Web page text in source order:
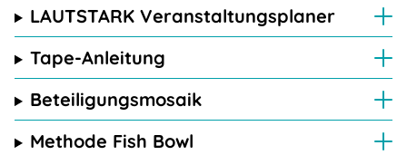
LAUTSTARK Veranstaltungsplaner
Tape-Anleitung
Beteiligungsmosaik
Methode Fish Bowl